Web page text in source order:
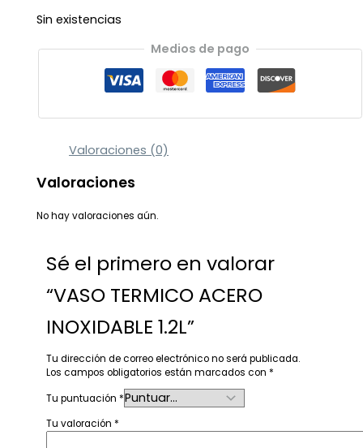
Sin existencias
Medios de pago
Valoraciones (0)
Valoraciones
No hay valoraciones aún.
Sé el primero en valorar
“VASO TERMICO ACERO
INOXIDABLE 1.2L”
Tu dirección de correo electrónico no será publicada.
Los campos obligatorios están marcados con *
Tu puntuación *
Tu valoración *